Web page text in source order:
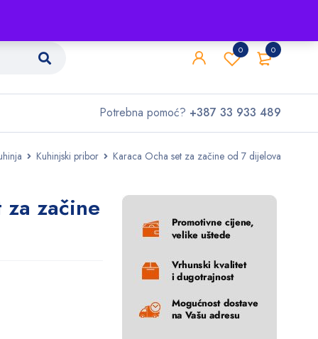
0
0
Potrebna pomoć? +387 33 933 489
Kuhinjski pribor Karaca Ocha set za začine od 7 dijelova
za začine